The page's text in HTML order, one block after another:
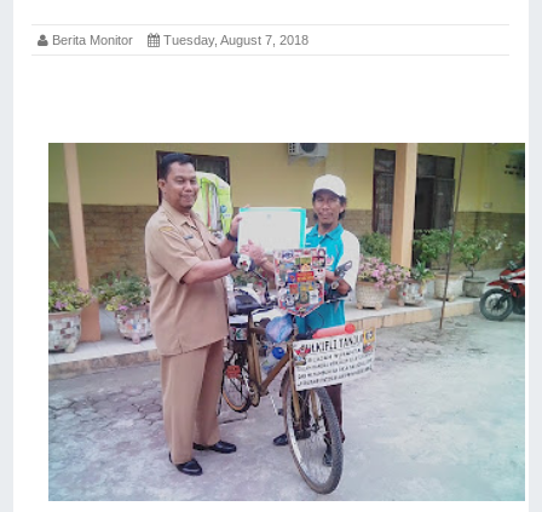
Berita Monitor Tuesday, August 7, 2018